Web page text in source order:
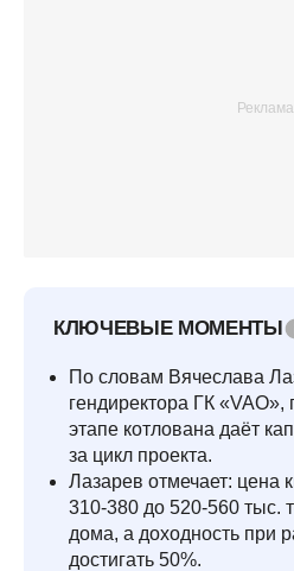
КЛЮЧЕВЫЕ МОМЕНТЫ
По словам Вячеслава
гендиректора ГК «VAO»,
этапе котлована даёт
за цикл проекта.
Лазарев отмечает: цена
310-380 до 520-560 тыс.
дома, а доходность при
достигать 50%.